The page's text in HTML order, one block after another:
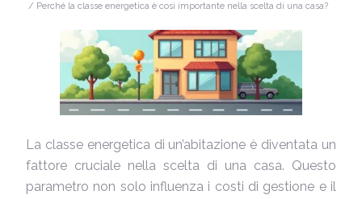
/ Perché la classe energetica è così importante nella scelta di una casa?
La classe energetica di un’abitazione è diventata un
fattore cruciale nella scelta di una casa. Questo
parametro non solo influenza i costi di gestione e il